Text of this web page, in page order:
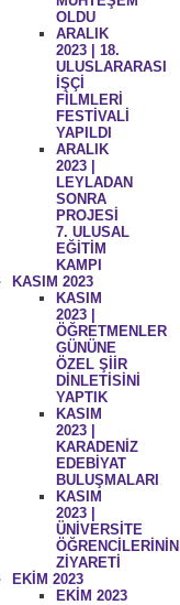
OLDU
ARALIK
2023 | 18.
ULUSLARARASI
İŞÇİ
FİLMLERİ
FESTİVALİ
YAPILDI
ARALIK
2023 |
LEYLADAN
SONRA
PROJESİ
7. ULUSAL
EĞİTİM
KAMPI
KASIM 2023
KASIM
2023 |
ÖĞRETMENLER
GÜNÜNE
ÖZEL ŞİİR
DİNLETİSİNİ
YAPTIK
KASIM
2023 |
KARADENİZ
EDEBİYAT
BULUŞMALARI
KASIM
2023 |
ÜNİVERSİTE
ÖĞRENCİLERİNİN
ZİYARETİ
EKİM 2023
EKİM 2023